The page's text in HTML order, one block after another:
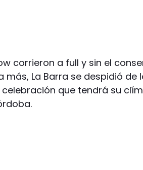
corrieron a full y sin el
La Barra se despidió de
que tendrá su